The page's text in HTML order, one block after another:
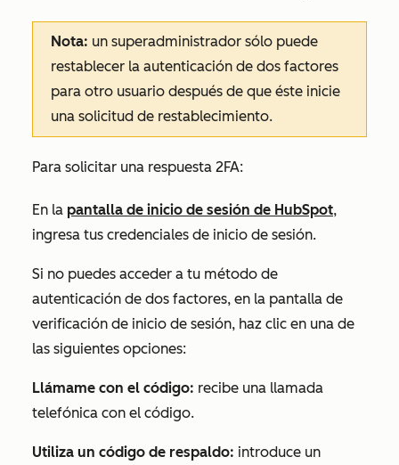
Nota: un superadministrador sólo puede
restablecer la autenticación de dos factores
para otro usuario después de que éste inicie
una solicitud de restablecimiento.
Para solicitar una respuesta 2FA:
En la pantalla de inicio de sesión de HubSpot,
ingresa tus credenciales de inicio de sesión.
Si no puedes acceder a tu método de
autenticación de dos factores, en la pantalla de
verificación de inicio de sesión, haz clic en una de
las siguientes opciones:
Llámame con el código: recibe una llamada
telefónica con el código.
Utiliza un código de respaldo: introduce un